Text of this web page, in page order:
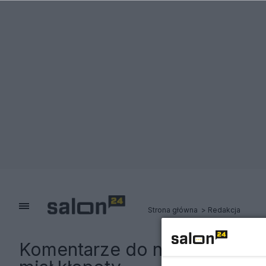
Strona główna Redakcja
Komentarze do notki: